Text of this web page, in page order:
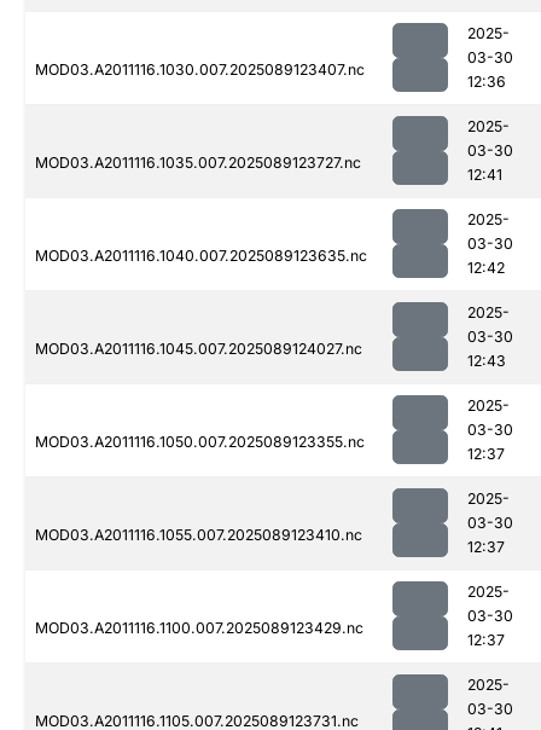
MOD03.A2011116.1030.007.2025089123407.nc
2025-
03-30
12:36
MOD03.A2011116.1035.007.2025089123727.nc
2025-
03-30
12:41
MOD03.A2011116.1040.007.2025089123635.nc
2025-
03-30
12:42
MOD03.A2011116.1045.007.2025089124027.nc
2025-
03-30
12:43
MOD03.A2011116.1050.007.2025089123355.nc
2025-
03-30
12:37
MOD03.A2011116.1055.007.2025089123410.nc
2025-
03-30
12:37
MOD03.A2011116.1100.007.2025089123429.nc
2025-
03-30
12:37
MOD03.A2011116.1105.007.2025089123731.nc
2025-
03-30